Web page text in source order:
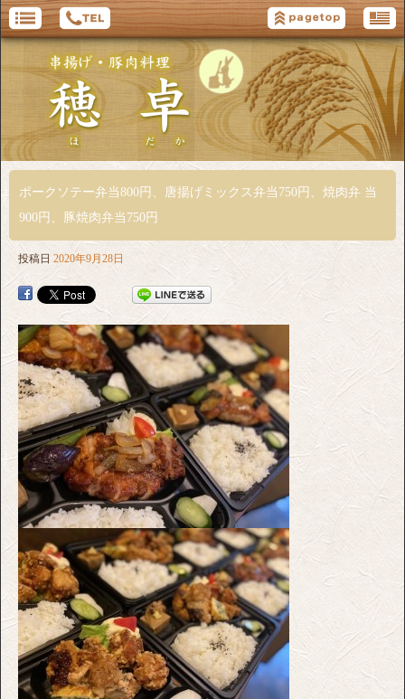
ポークソテー弁当800円、唐揚げミックス弁当750円、焼肉弁 当
900円、豚焼肉弁当750円
投稿日 2020年9月28日